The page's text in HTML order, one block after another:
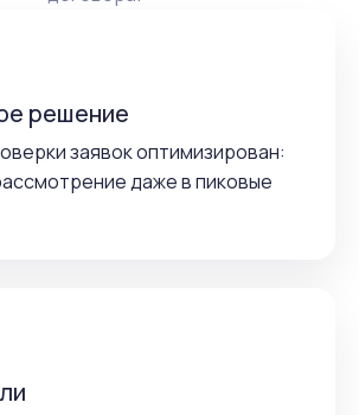
решение
заявок оптимизирован:
даже в пиковые